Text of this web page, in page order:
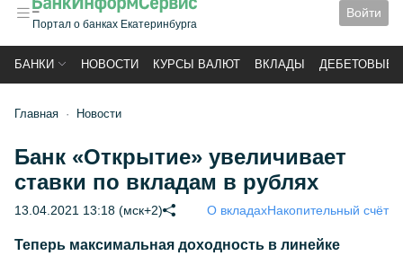
Портал о банках Екатеринбурга
Войти
БАНКИ НОВОСТИ КУРСЫ ВАЛЮТ ВКЛАДЫ ДЕБЕТОВЫЕ
Главная Новости
Банк «Открытие» увеличивает
ставки по вкладам в рублях
13.04.2021 13:18 (мск+2) О вкладахНакопительный счёт
Теперь максимальная доходность в линейке